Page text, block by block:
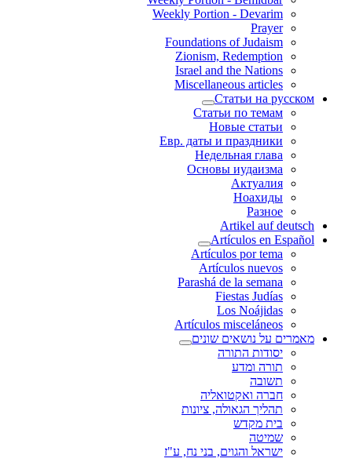
Weekly Portion - Devarim
Prayer
Foundations of Judaism
Zionism, Redemption
Israel and the Nations
Miscellaneous articles
Статьи на русском
Статьи по темам
Новые статьи
Евр. даты и праздники
Недельная глава
Основы иудаизма
Актуалия
Ноахиды
Разное
Artikel auf deutsch
Artículos en Español
Artículos por tema
Artículos nuevos
Parashá de la semana
Fiestas Judías
Los Noájidas
Artículos misceláneos
מאמרים על נושאים שונים
יסודות התורה
תורה ומדע
תשובה
חברה ואקטואליה
תהליך הגאולה, ציונות
בית מקדש
שמיטה
ישראל והגוים, בני נח, ע"ז